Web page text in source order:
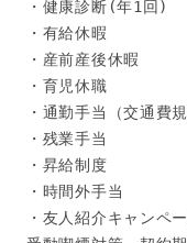
・健康診断(年1回)
・有給休暇
・産前産後休暇
・育児休職
・通勤手当（交通費
・残業手当
・昇給制度
・時間外手当
・友人紹介キャンペ